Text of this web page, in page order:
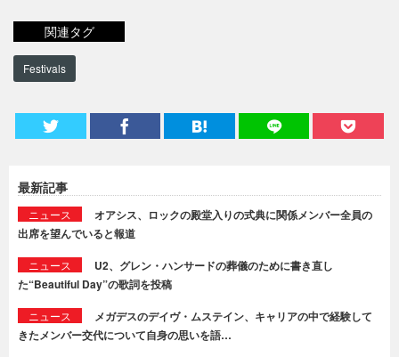
関連タグ
Festivals
最新記事
ニュース
オアシス、ロックの殿堂入りの式典に関係メンバー全員の
出席を望んでいると報道
ニュース
U2、グレン・ハンサードの葬儀のために書き直し
た“Beautiful Day”の歌詞を投稿
ニュース
メガデスのデイヴ・ムステイン、キャリアの中で経験して
きたメンバー交代について自身の思いを語…